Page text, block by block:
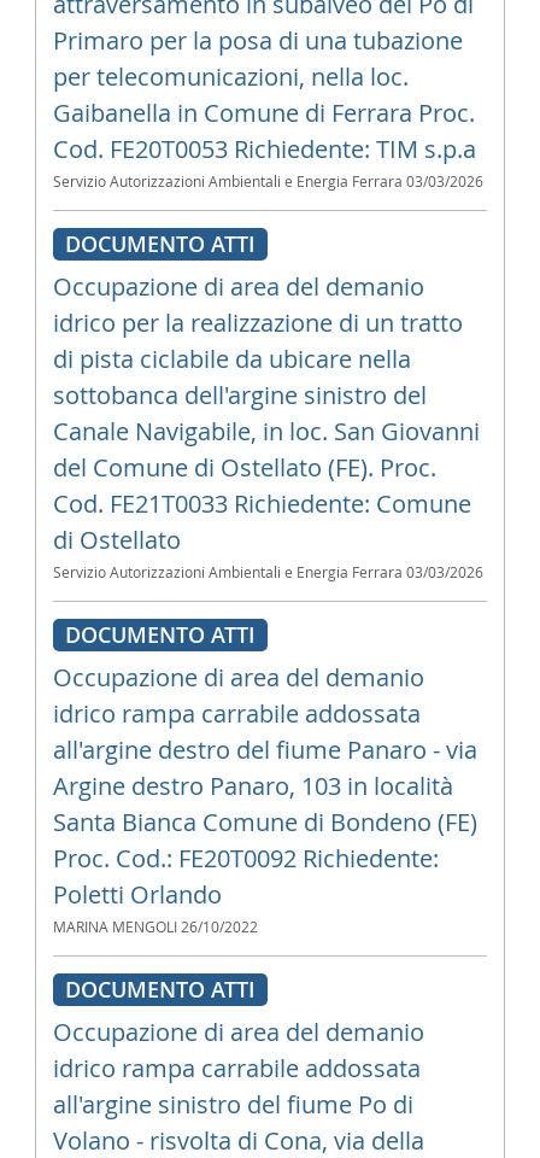
Primaro per la posa di una tubazione
per telecomunicazioni, nella loc.
Gaibanella in Comune di Ferrara Proc.
Cod. FE20T0053 Richiedente: TIM s.p.a
Servizio Autorizzazioni Ambientali e Energia Ferrara 03/03/2026
DOCUMENTO ATTI
Occupazione di area del demanio
idrico per la realizzazione di un tratto
di pista ciclabile da ubicare nella
sottobanca dell'argine sinistro del
Canale Navigabile, in loc. San Giovanni
del Comune di Ostellato (FE). Proc.
Cod. FE21T0033 Richiedente: Comune
di Ostellato
Servizio Autorizzazioni Ambientali e Energia Ferrara 03/03/2026
DOCUMENTO ATTI
Occupazione di area del demanio
idrico rampa carrabile addossata
all'argine destro del fiume Panaro - via
Argine destro Panaro, 103 in località
Santa Bianca Comune di Bondeno (FE)
Proc. Cod.: FE20T0092 Richiedente:
Poletti Orlando
MARINA MENGOLI 26/10/2022
DOCUMENTO ATTI
Occupazione di area del demanio
idrico rampa carrabile addossata
all'argine sinistro del fiume Po di
Volano - risvolta di Cona, via della